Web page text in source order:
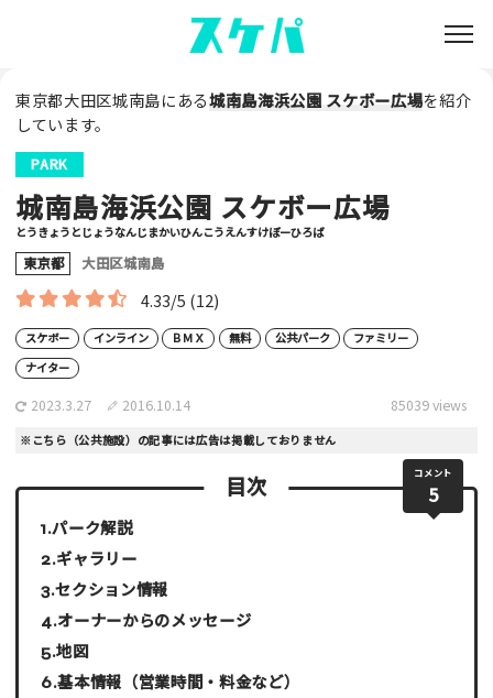
東京都大田区城南島にある城南島海浜公園 スケボー広場を紹介
しています。
PARK
城南島海浜公園 スケボー広場
とうきょうとじょうなんじまかいひんこうえんすけぼーひろば
東京都 大田区城南島
4.33/5 (12)
スケボー インライン ＢＭＸ 無料 公共パーク
ファミリー
ナイター
2023.3.27 2016.10.14 85039 views
※こちら（公共施設）の記事には広告は掲載しておりません
コメント
5
目次
パーク解説
ギャラリー
セクション情報
オーナーからのメッセージ
地図
基本情報（営業時間・料金など）